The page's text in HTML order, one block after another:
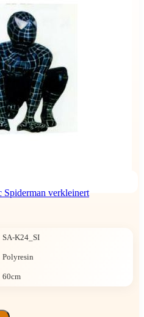
Spiderman verkleinert
SA-K24_SI
Polyresin
60cm